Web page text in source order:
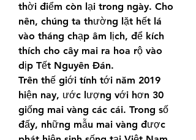
thời điểm còn lại trong ngày. Cho
nên, chúng ta thường lặt hết lá
vào tháng chạp âm lịch, để kích
thích cho cây mai ra hoa rộ vào
dịp Tết Nguyên Đán.
Trên thế giới tính tới năm 2019
hiện nay, ước lượng với hơn 30
giống mai vàng các cái. Trong số
đấy, những mẫu mai vàng được